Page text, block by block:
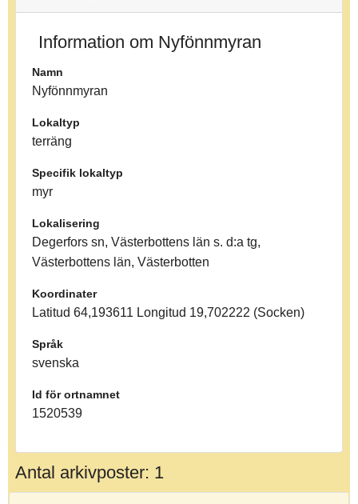
Information om Nyfönnmyran
Namn
Nyfönnmyran
Lokaltyp
terräng
Specifik lokaltyp
myr
Lokalisering
Degerfors sn, Västerbottens län s. d:a tg,
Västerbottens län, Västerbotten
Koordinater
Latitud 64,193611 Longitud 19,702222 (Socken)
Språk
svenska
Id för ortnamnet
1520539
Antal arkivposter: 1